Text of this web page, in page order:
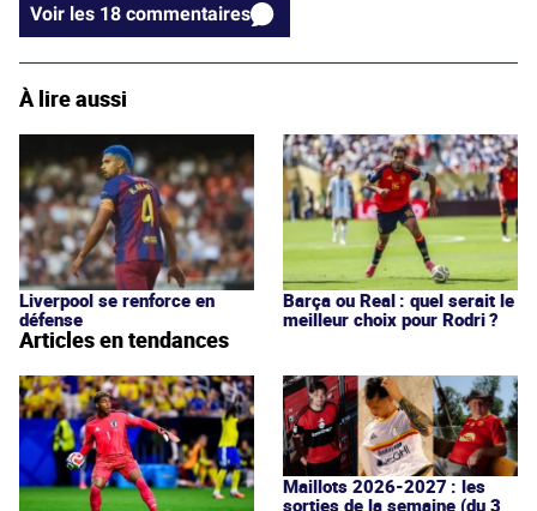
Voir les 18 commentaires
À lire aussi
Liverpool se renforce en
défense
Barça ou Real : quel serait le
meilleur choix pour Rodri ?
Articles en tendances
Maillots 2026-2027 : les
sorties de la semaine (du 3